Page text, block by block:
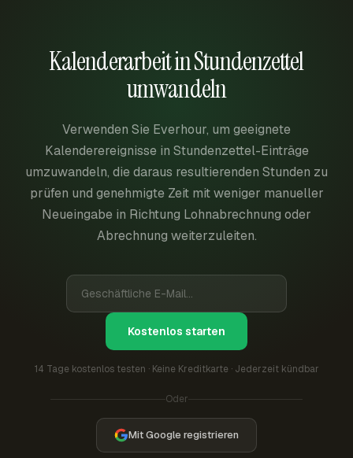
Kalenderarbeit in Stundenzettel
umwandeln
Verwenden Sie Everhour, um geeignete
Kalenderereignisse in Stundenzettel-Einträge
umzuwandeln, die daraus resultierenden Stunden zu
prüfen und genehmigte Zeit mit weniger manueller
Neueingabe in Richtung Lohnabrechnung oder
Abrechnung weiterzuleiten.
Kostenlos starten
14 Tage kostenlos testen · Keine Kreditkarte · Jederzeit kündbar
Oder
Mit Google registrieren